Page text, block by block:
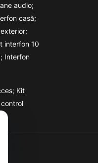
audio;
casă;
interfon 10
Interfon
Kit